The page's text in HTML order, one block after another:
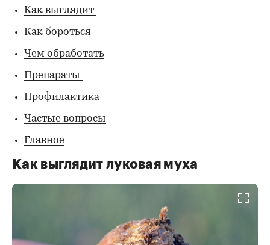
Как выглядит
Как бороться
Чем обработать
Препараты
Профилактика
Частые вопросы
Главное
Как выглядит луковая муха